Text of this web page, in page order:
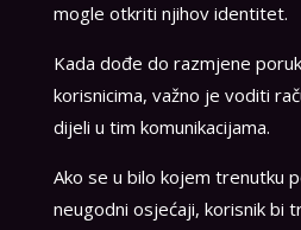
mogle otkriti njihov identitet.
Kada dođe do razmjene
korisnicima, važno je voditi
dijeli u tim komunikacijama.
Ako se u bilo kojem trenutku
neugodni osjećaji, korisnik bi